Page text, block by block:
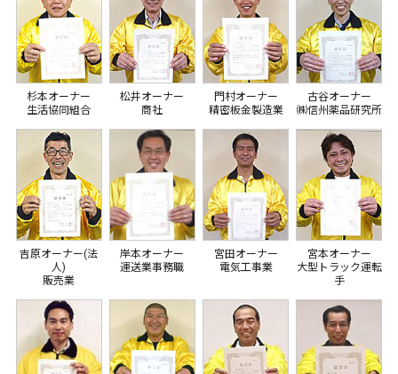
杉本オーナー
生活協同組合
松井オーナー
商社
門村オーナー
精密板金製造業
古谷オーナー
㈱信州薬品研究所
吉原オーナー(法
人)
販売業
岸本オーナー
運送業事務職
宮田オーナー
電気工事業
宮本オーナー
大型トラック運転
手